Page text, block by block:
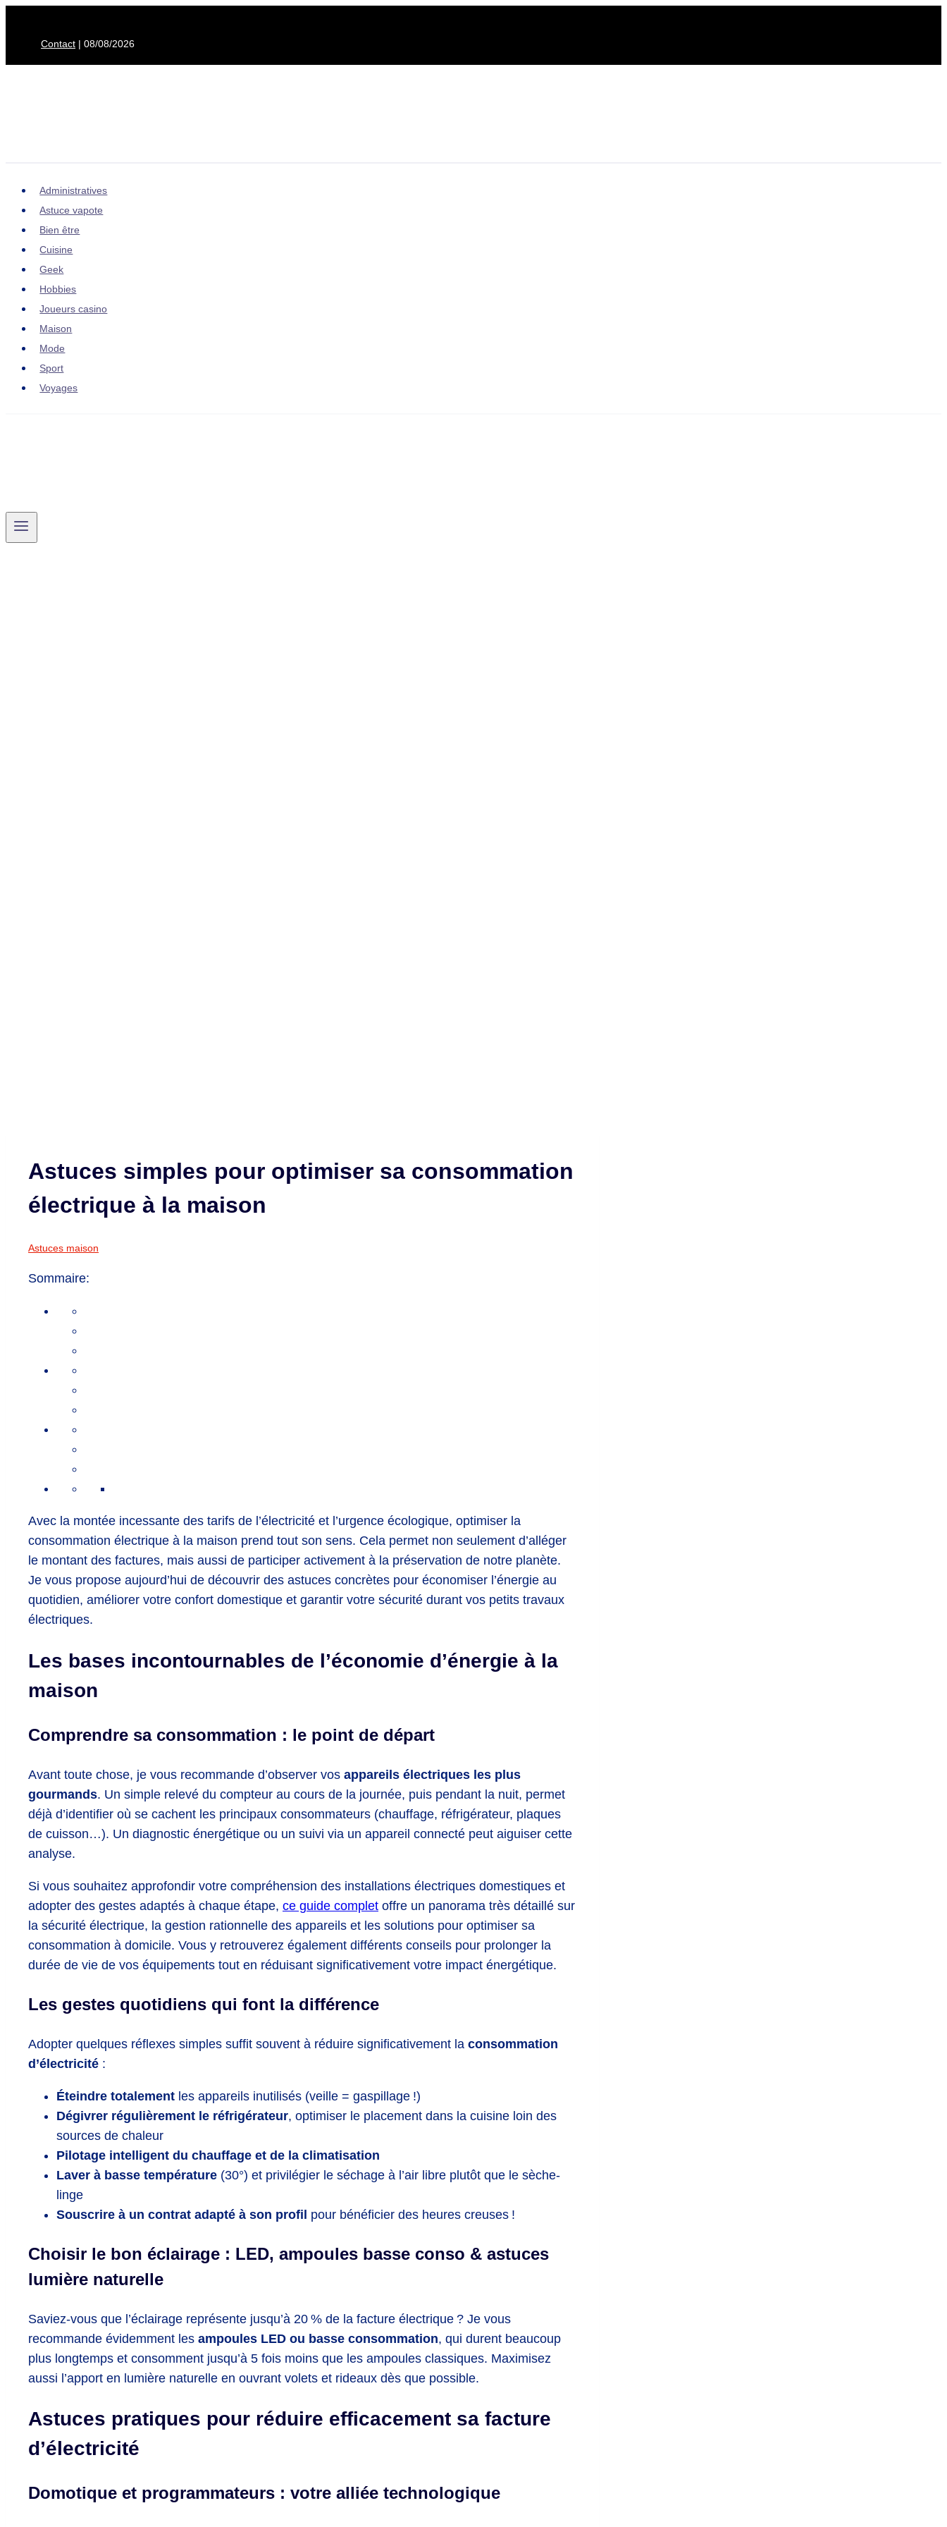
Contact | 08/08/2026
Administratives
Astuce vapote
Bien être
Cuisine
Geek
Hobbies
Joueurs casino
Maison
Mode
Sport
Voyages
Astuces simples pour optimiser sa consommation
électrique à la maison
Astuces maison
Sommaire:
Avec la montée incessante des tarifs de l’électricité et l’urgence écologique, optimiser la
consommation électrique à la maison prend tout son sens. Cela permet non seulement d’alléger
le montant des factures, mais aussi de participer activement à la préservation de notre planète.
Je vous propose aujourd’hui de découvrir des astuces concrètes pour économiser l’énergie au
quotidien, améliorer votre confort domestique et garantir votre sécurité durant vos petits travaux
électriques.
Les bases incontournables de l’économie d’énergie à la
maison
Comprendre sa consommation : le point de départ
Avant toute chose, je vous recommande d’observer vos appareils électriques les plus
gourmands. Un simple relevé du compteur au cours de la journée, puis pendant la nuit, permet
déjà d’identifier où se cachent les principaux consommateurs (chauffage, réfrigérateur, plaques
de cuisson…). Un diagnostic énergétique ou un suivi via un appareil connecté peut aiguiser cette
analyse.
Si vous souhaitez approfondir votre compréhension des installations électriques domestiques et
adopter des gestes adaptés à chaque étape, ce guide complet offre un panorama très détaillé sur
la sécurité électrique, la gestion rationnelle des appareils et les solutions pour optimiser sa
consommation à domicile. Vous y retrouverez également différents conseils pour prolonger la
durée de vie de vos équipements tout en réduisant significativement votre impact énergétique.
Les gestes quotidiens qui font la différence
Adopter quelques réflexes simples suffit souvent à réduire significativement la consommation
d’électricité :
Éteindre totalement les appareils inutilisés (veille = gaspillage !)
Dégivrer régulièrement le réfrigérateur, optimiser le placement dans la cuisine loin des
sources de chaleur
Pilotage intelligent du chauffage et de la climatisation
Laver à basse température (30°) et privilégier le séchage à l’air libre plutôt que le sèche-
linge
Souscrire à un contrat adapté à son profil pour bénéficier des heures creuses !
Choisir le bon éclairage : LED, ampoules basse conso & astuces
lumière naturelle
Saviez-vous que l’éclairage représente jusqu’à 20 % de la facture électrique ? Je vous
recommande évidemment les ampoules LED ou basse consommation, qui durent beaucoup
plus longtemps et consomment jusqu’à 5 fois moins que les ampoules classiques. Maximisez
aussi l’apport en lumière naturelle en ouvrant volets et rideaux dès que possible.
Astuces pratiques pour réduire efficacement sa facture
d’électricité
Domotique et programmateurs : votre alliée technologique